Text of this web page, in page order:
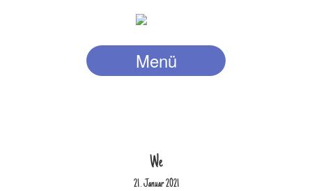
Menü
We
21. Januar2021